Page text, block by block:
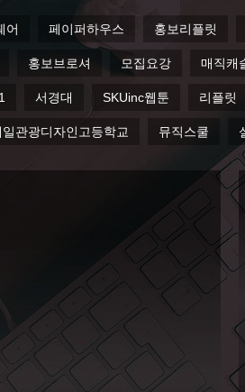
편집 베이비 재직자전형
등학교 뮤직스쿨 실용음악학과